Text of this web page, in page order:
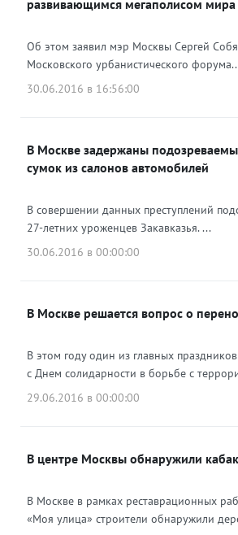
развивающимся мегаполисом мира
Об этом заявил мэр Москвы Сергей
Московского урбанистического
30.06.2016 в 16:56:00
В Москве задержаны
сумок из салонов автомобилей
В совершении данных преступлений
27-летних уроженцев Закавказья. ...
30.06.2016 в 00:00:00
В Москве решается вопрос о
В этом году один из главных
с Днем солидарности в борьбе с
29.06.2016 в 00:00:00
В центре Москвы обнаружили
В Москве в рамках реставрационных
«Моя улица» строители обнаружили